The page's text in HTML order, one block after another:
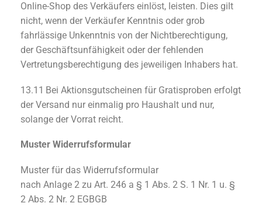
Online-Shop des Verkäufers einlöst, leisten. Dies gilt
nicht, wenn der Verkäufer Kenntnis oder grob
fahrlässige Unkenntnis von der Nichtberechtigung,
der Geschäftsunfähigkeit oder der fehlenden
Vertretungsberechtigung des jeweiligen Inhabers hat.
13.11 Bei Aktionsgutscheinen für Gratisproben erfolgt
der Versand nur einmalig pro Haushalt und nur,
solange der Vorrat reicht.
Muster Widerrufsformular
Muster für das Widerrufsformular
nach Anlage 2 zu Art. 246 a § 1 Abs. 2 S. 1 Nr. 1 u. §
2 Abs. 2 Nr. 2 EGBGB